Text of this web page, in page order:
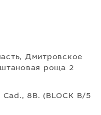
Дмитровское
роща 2
8B. (BLOCK B/5